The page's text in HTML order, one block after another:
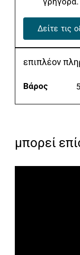
Δείτε τις
επιπλέον
Βάρος
μπορεί